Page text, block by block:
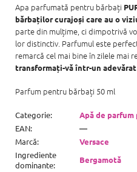
Apa parfumată pentru bărbați
bărbaților curajoși care au o
parte din mulțime, ci dimpotrivă
lor distinctiv. Parfumul este
remarcă cel mai bine în zilele mai
transformați-vă într-un
Parfum pentru bărbați 50 ml
Categorie:
Apă de
EAN:
—
Marcă:
Versace
Ingrediente
dominante:
Bergamotă